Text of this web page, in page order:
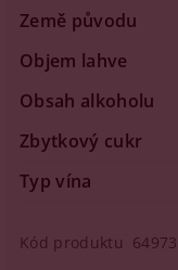
Země původu
Objem lahve
Obsah alkoholu
Zbytkový cukr
Typ vína
Kód produktu 64973